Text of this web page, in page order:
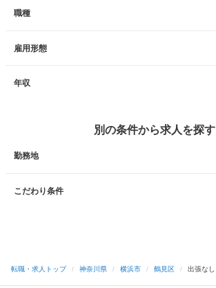
職種
雇用形態
年収
別の条件から求人を探す
勤務地
こだわり条件
転職・求人トップ / 神奈川県 / 横浜市 / 鶴見区 / 出張なし